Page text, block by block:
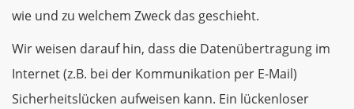
wie und zu welchem Zweck das geschieht.
Wir weisen darauf hin, dass die Datenübertragung im
Internet (z.B. bei der Kommunikation per E-Mail)
Sicherheitslücken aufweisen kann. Ein lückenloser